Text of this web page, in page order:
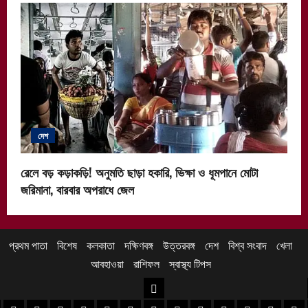
দেশ
রেলে বড় কড়াকড়ি! অনুমতি ছাড়া হকারি, ভিক্ষা ও ধূমপানে মোটা
জরিমানা, বারবার অপরাধে জেল
প্রথম পাতা বিশেষ কলকাতা দক্ষিণবঙ্গ উত্তরবঙ্গ দেশ বিশ্ব সংবাদ খেলা
আবহাওয়া
রাশিফল স্বাস্থ্য টিপস
উত্তরবঙ্গ